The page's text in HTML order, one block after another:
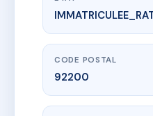
www.vme.plus/
SDC 51 av
51 av sainte-foy92200
CODE POSTAL
92200